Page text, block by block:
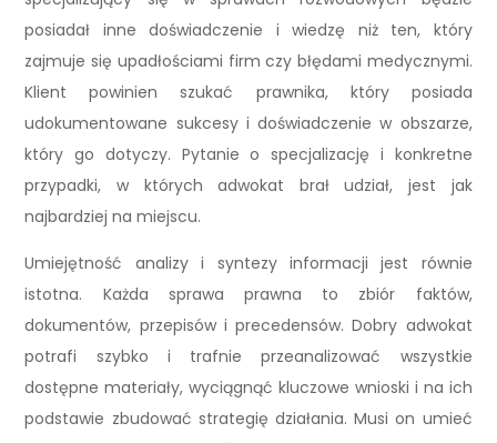
posiadał inne doświadczenie i wiedzę niż ten, który
zajmuje się upadłościami firm czy błędami medycznymi.
Klient powinien szukać prawnika, który posiada
udokumentowane sukcesy i doświadczenie w obszarze,
który go dotyczy. Pytanie o specjalizację i konkretne
przypadki, w których adwokat brał udział, jest jak
najbardziej na miejscu.
Umiejętność analizy i syntezy informacji jest równie
istotna. Każda sprawa prawna to zbiór faktów,
dokumentów, przepisów i precedensów. Dobry adwokat
potrafi szybko i trafnie przeanalizować wszystkie
dostępne materiały, wyciągnąć kluczowe wnioski i na ich
podstawie zbudować strategię działania. Musi on umieć